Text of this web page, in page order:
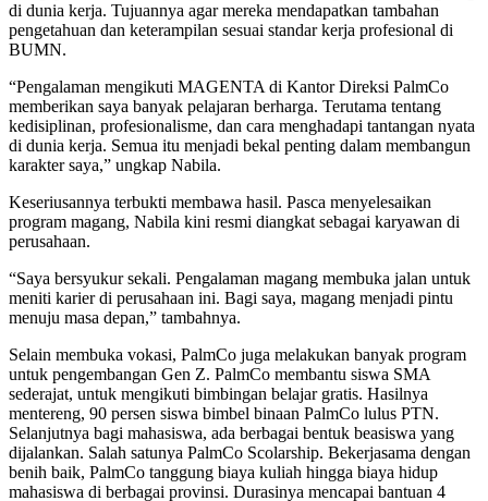
di dunia kerja. Tujuannya agar mereka mendapatkan tambahan
pengetahuan dan keterampilan sesuai standar kerja profesional di
BUMN.
“Pengalaman mengikuti MAGENTA di Kantor Direksi PalmCo
memberikan saya banyak pelajaran berharga. Terutama tentang
kedisiplinan, profesionalisme, dan cara menghadapi tantangan nyata
di dunia kerja. Semua itu menjadi bekal penting dalam membangun
karakter saya,” ungkap Nabila.
Keseriusannya terbukti membawa hasil. Pasca menyelesaikan
program magang, Nabila kini resmi diangkat sebagai karyawan di
perusahaan.
“Saya bersyukur sekali. Pengalaman magang membuka jalan untuk
meniti karier di perusahaan ini. Bagi saya, magang menjadi pintu
menuju masa depan,” tambahnya.
Selain membuka vokasi, PalmCo juga melakukan banyak program
untuk pengembangan Gen Z. PalmCo membantu siswa SMA
sederajat, untuk mengikuti bimbingan belajar gratis. Hasilnya
mentereng, 90 persen siswa bimbel binaan PalmCo lulus PTN.
Selanjutnya bagi mahasiswa, ada berbagai bentuk beasiswa yang
dijalankan. Salah satunya PalmCo Scolarship. Bekerjasama dengan
benih baik, PalmCo tanggung biaya kuliah hingga biaya hidup
mahasiswa di berbagai provinsi. Durasinya mencapai bantuan 4